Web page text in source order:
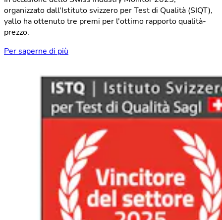
organizzato dall'Istituto svizzero per Test di Qualità (SIQT),
yallo ha ottenuto tre premi per l'ottimo rapporto qualità-
prezzo.
Per saperne di più